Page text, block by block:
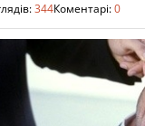
344Коментарі:0